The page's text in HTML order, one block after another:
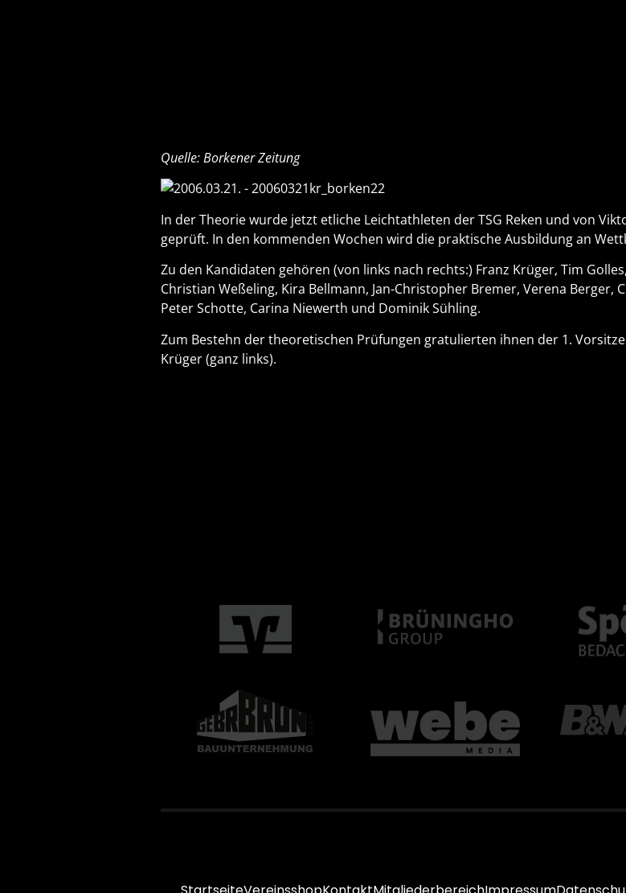
Quelle: Borkener Zeitung
In der Theorie wurde jetzt etliche Leichtathleten der TSG Reken und von
geprüft. In den kommenden Wochen wird die praktische Ausbildung an
Zu den Kandidaten gehören (von links nach rechts:) Franz Krüger, Tim
Christian Weßeling, Kira Bellmann, Jan-Christopher Bremer, Verena Berger,
Peter Schotte, Carina Niewerth und Dominik Sühling.
Zum Bestehn der theoretischen Prüfungen gratulierten ihnen der 1.
Krüger (ganz links).